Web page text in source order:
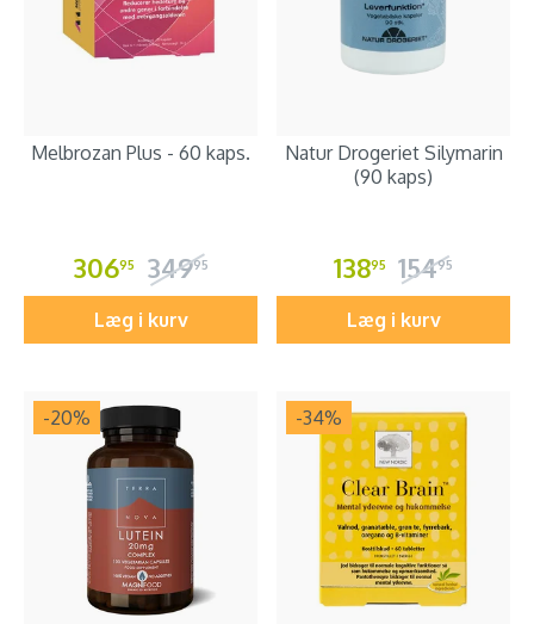
Melbrozan Plus - 60 kaps.
30695 34995
Læg i kurv
Natur Drogeriet Silymarin
(90 kaps)
13895 15495
Læg i kurv
-20% -34%